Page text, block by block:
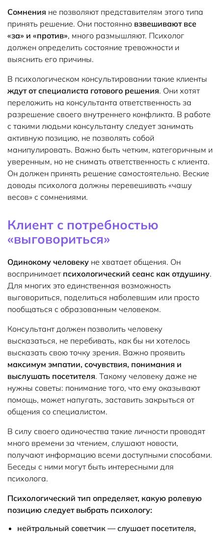
Сомнения не позволяют представителям этого типа
принять решение. Они постоянно взвешивают все
«за» и «против», много размышляют. Психолог
должен определить состояние тревожности и
выяснить его причины.
В психологическом консультировании такие клиенты
ждут от специалиста готового решения. Они хотят
переложить на консультанта ответственность за
разрешение своего внутреннего конфликта. В работе
с такими людьми консультанту следует занимать
активную позицию, не позволять собой
манипулировать. Важно быть четким, категоричным и
уверенным, но не снимать ответственность с клиента.
Он должен принять решение самостоятельно. Веские
доводы психолога должны перевешивать «чашу
весов» с сомнениями.
Клиент с потребностью
«выговориться»
Одинокому человеку не хватает общения. Он
воспринимает психологический сеанс как отдушину.
Для многих это единственная возможность
выговориться, поделиться наболевшим или просто
пообщаться с образованным человеком.
Консультант должен позволить человеку
высказаться, не перебивать, как бы ни хотелось
высказать свою точку зрения. Важно проявить
максимум эмпатии, сочувствия, понимания и
выслушать посетителя. Такому человеку даже не
нужны советы: понимание того, что ему оказывают
помощь, может напугать, заставить закрыться от
общения со специалистом.
В силу своего одиночества такие личности проводят
много времени за чтением, слушают новости,
получают информацию всеми доступными способами.
Беседы с ними могут быть интересными для
психолога.
Психологический тип определяет, какую ролевую
позицию следует выбрать психологу:
нейтральный советчик — слушает посетителя,